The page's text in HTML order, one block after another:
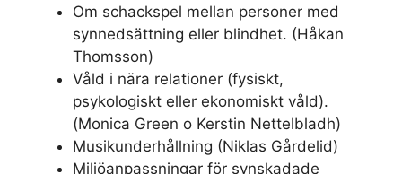
Om schackspel mellan personer med
synnedsättning eller blindhet. (Håkan
Thomsson)
Våld i nära relationer (fysiskt,
psykologiskt eller ekonomiskt våld).
(Monica Green o Kerstin Nettelbladh)
Musikunderhållning (Niklas Gårdelid)
Miljöanpassningar för synskadade